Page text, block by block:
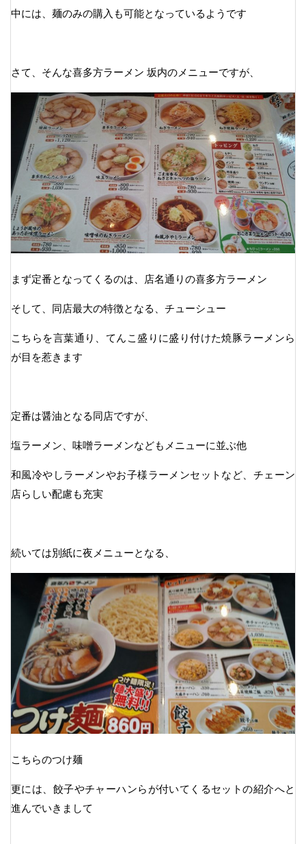
中には、麺のみの購入も可能となっているようです
さて、そんな喜多方ラーメン 坂内のメニューですが、
まず定番となってくるのは、店名通りの喜多方ラーメン
そして、同店最大の特徴となる、チューシュー
こちらを言葉通り、てんこ盛りに盛り付けた焼豚ラーメンら
が目を惹きます
定番は醤油となる同店ですが、
塩ラーメン、味噌ラーメンなどもメニューに並ぶ他
和風冷やしラーメンやお子様ラーメンセットなど、チェーン
店らしい配慮も充実
続いては別紙に夜メニューとなる、
こちらのつけ麺
更には、餃子やチャーハンらが付いてくるセットの紹介へと
進んでいきまして